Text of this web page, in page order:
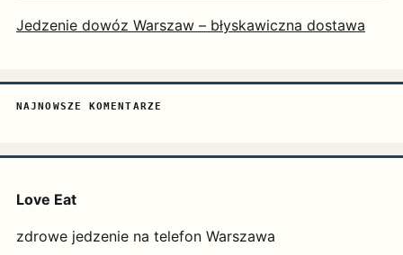
Jedzenie dowóz Warszaw – błyskawiczna dostawa
NAJNOWSZE KOMENTARZE
Love Eat
zdrowe jedzenie na telefon Warszawa